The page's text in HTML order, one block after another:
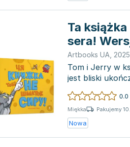
Ta
sera!
Artbooks UA 2025
Tom i Jerry w
jest bliski
pow...
0.0
Miękka Pakujemy
Nowa